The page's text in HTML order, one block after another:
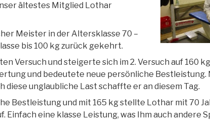
ältestes Mitglied Lothar
Meister in der Altersklasse 70 –
bis 100 kg zurück gekehrt.
Versuch und steigerte sich im 2. Versuch auf 160
und bedeutete neue persönliche Bestleistung.
diese unglaubliche Last schaffte er an diesem Tag.
Bestleistung und mit 165 kg stellte Lothar mit 70
Einfach eine klasse Leistung, was Ihm auch andere